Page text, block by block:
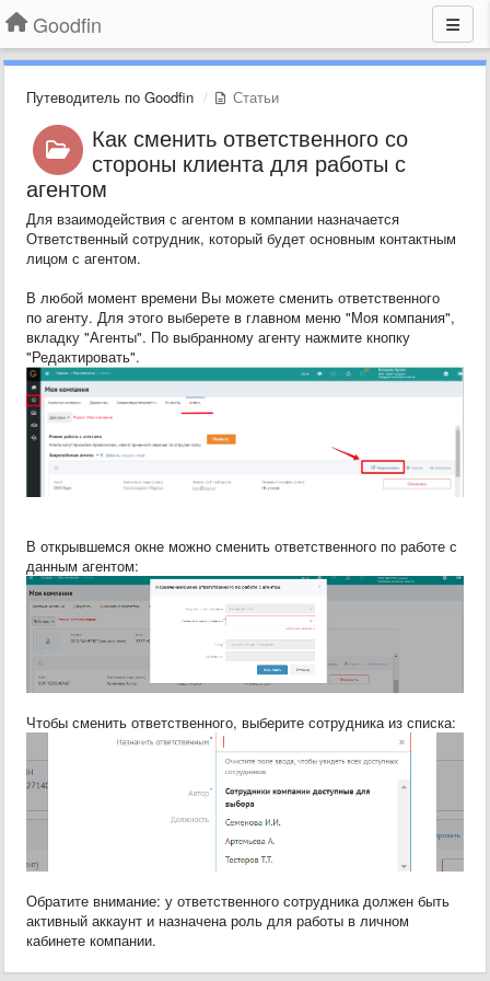
Goodfin
Путеводитель по Goodfin Статьи
Как сменить ответственного со
стороны клиента для работы с
агентом
Для взаимодействия с агентом в компании назначается
Ответственный сотрудник, который будет основным контактным
лицом с агентом.
В любой момент времени Вы можете сменить ответственного
по агенту. Для этого выберете в главном меню "Моя компания",
вкладку "Агенты". По выбранному агенту нажмите кнопку
"Редактировать".
В открывшемся окне можно сменить ответственного по работе с
данным агентом:
Чтобы сменить ответственного, выберите сотрудника из списка:
Обратите внимание: у ответственного сотрудника должен быть
активный аккаунт и назначена роль для работы в личном
кабинете компании.